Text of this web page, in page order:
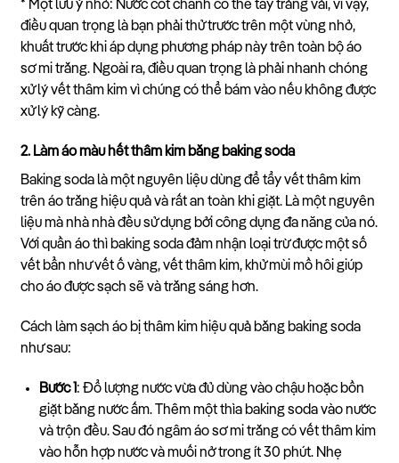
* Một lưu ý nhỏ: Nước cốt chanh có thể tẩy trắng vải, vì vậy,
điều quan trọng là bạn phải thử trước trên một vùng nhỏ,
khuất trước khi áp dụng phương pháp này trên toàn bộ áo
sơ mi trắng. Ngoài ra, điều quan trọng là phải nhanh chóng
xử lý vết thâm kim vì chúng có thể bám vào nếu không được
xử lý kỹ càng.
2. Làm áo màu hết thâm kim bằng baking soda
Baking soda là một nguyên liệu dùng để tẩy vết thâm kim
trên áo trắng hiệu quả và rất an toàn khi giặt. Là một nguyên
liệu mà nhà nhà đều sử dụng bởi công dụng đa năng của nó.
Với quần áo thì baking soda đảm nhận loại trừ được một số
vết bẩn như vết ố vàng, vết thâm kim, khử mùi mồ hôi giúp
cho áo được sạch sẽ và trắng sáng hơn.
Cách làm sạch áo bị thâm kim hiệu quả bằng baking soda
như sau:
Bước 1 : Đổ lượng nước vừa đủ dùng vào chậu hoặc bồn
giặt bằng nước ấm. Thêm một thìa baking soda vào nước
và trộn đều. Sau đó ngâm áo sơ mi trắng có vết thâm kim
vào hỗn hợp nước và muối nở trong ít 30 phút. Nhẹ